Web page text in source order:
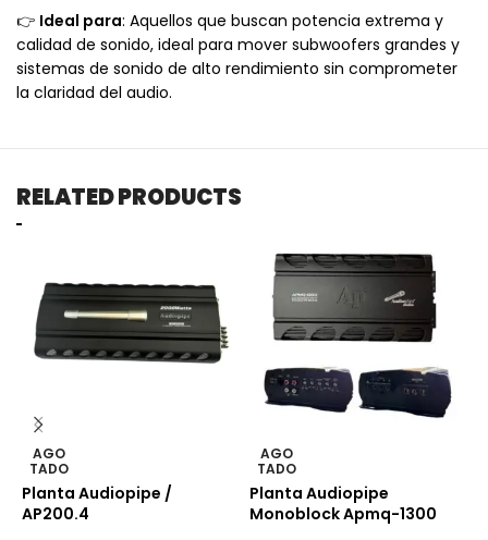
👉 Ideal para: Aquellos que buscan potencia extrema y
calidad de sonido, ideal para mover subwoofers grandes y
sistemas de sonido de alto rendimiento sin comprometer
la claridad del audio.
RELATED PRODUCTS
AGO
TADO
Planta Audiopipe /
AP200.4
AGO
TADO
Planta Audiopipe
Monoblock Apmq-1300